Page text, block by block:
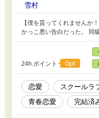
雪村
【僕を貰ってくれませんか
かっこ悪い告白だった。 同
24h.ポイント 0pt
恋愛 スクールラ
青春恋愛
完結済